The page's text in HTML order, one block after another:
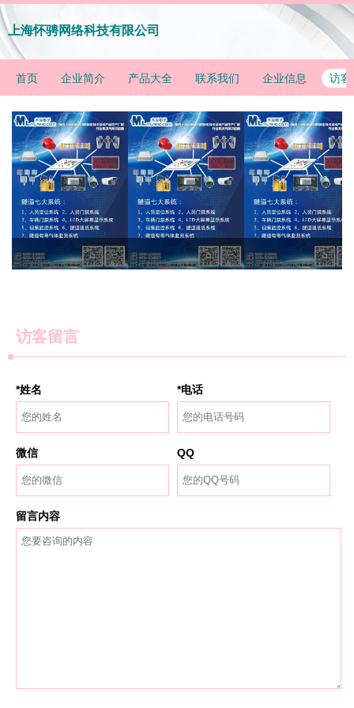
上海怀骋网络科技有限公司
首页 企业简介 产品大全 联系我们 企业信息 访客
访客留言
*姓名 *电话
微信 QQ
留言内容